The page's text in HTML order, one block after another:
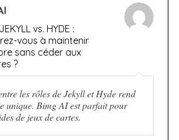
vs. HYDE :
vous à maintenir
sans céder aux
?
les rôles de Jekyll et Hyde rend
unique. Bimg AI est parfait pour
de jeux de cartes.